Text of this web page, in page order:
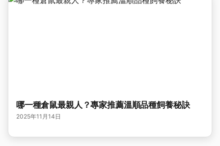
哪一種倉鼠最親人？專家推薦溫順品種飼養秘訣
2025年11月14日